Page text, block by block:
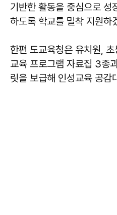
기반한 활동을 중심으로 성
하도록 학교를 밀착 지원하
한편 도교육청은 유치원,
교육 프로그램 자료집 3종
릿을 보급해 인성교육 공감